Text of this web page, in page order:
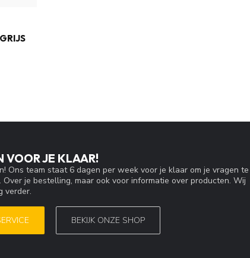
VOOR JE KLAAR!
Ons team staat 6 dagen per week voor je klaar om je vragen te
je bestelling, maar ook voor informatie over producten. Wij
verder.
BEKIJK ONZE SHOP